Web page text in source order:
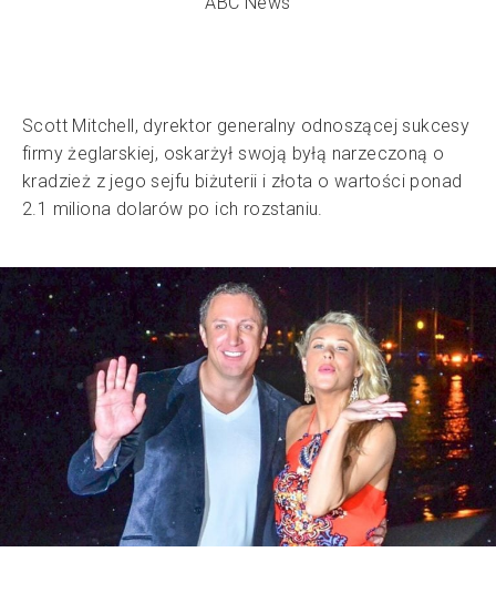
Scott Mitchell, dyrektor generalny odnoszącej sukcesy
firmy żeglarskiej, oskarżył swoją byłą narzeczoną o
kradzież z jego sejfu biżuterii i złota o wartości ponad
2.1 miliona dolarów po ich rozstaniu.